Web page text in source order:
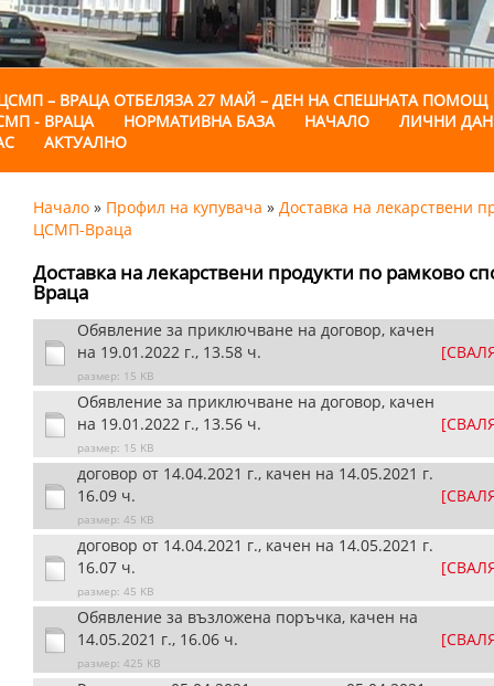
– ВРАЦА ОТБЕЛЯЗА 27 МАЙ – ДЕН НА СПЕШНАТА ПОМОЩ
- ВРАЦА
НОРМАТИВНА БАЗА НАЧАЛО
ЛИЧНИ
АКТУАЛНО
Начало » Профил на купувача » Доставка на лекарствени
ЦСМП-Враца
Доставка на лекарствени продукти по рамково
Враца
Обявление за приключване на договор, качен
на 19.01.2022 г., 13.58 ч.
размер: 15 KB
Обявление за приключване на договор, качен
на 19.01.2022 г., 13.56 ч.
размер: 15 KB
договор от 14.04.2021 г., качен на 14.05.2021 г.
16.09 ч.
размер: 45 KB
договор от 14.04.2021 г., качен на 14.05.2021 г.
16.07 ч.
размер: 45 KB
Обявление за възложена поръчка, качен на
14.05.2021 г., 16.06 ч.
размер: 425 KB